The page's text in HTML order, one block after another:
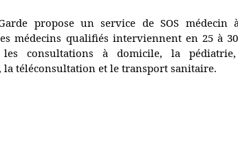
propose un service de SOS
médecins qualifiés interviennent en 25 à
consultations à domicile, la
la téléconsultation et le transport sanitaire.